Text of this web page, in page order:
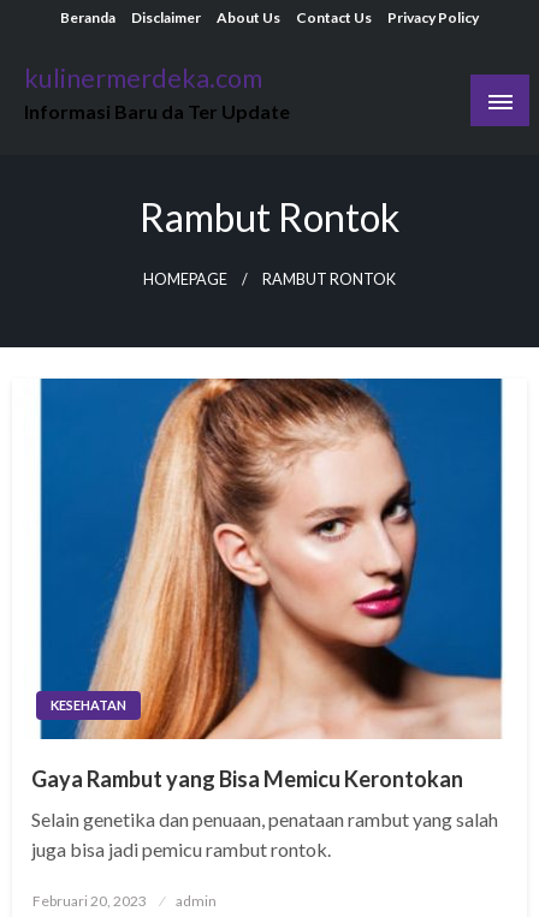
content
Beranda Disclaimer About Us Contact Us Privacy Policy
kulinermerdeka.com
Informasi Baru da Ter Update
Rambut Rontok
HOMEPAGE RAMBUT RONTOK
KESEHATAN
Gaya Rambut yang Bisa Memicu Kerontokan
Selain genetika dan penuaan, penataan rambut yang salah
juga bisa jadi pemicu rambut rontok.
Posted
Februari 20, 2023 admin